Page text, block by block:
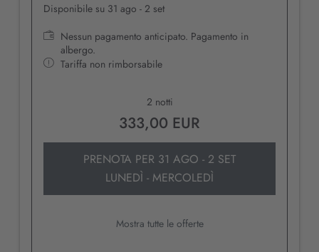
Disponibile su 31 ago - 2 set
Nessun pagamento anticipato. Pagamento in
albergo.
Tariffa non rimborsabile
2 notti
333,00 EUR
PRENOTA PER 31 AGO - 2 SET
LUNEDÌ - MERCOLEDÌ
Mostra tutte le offerte